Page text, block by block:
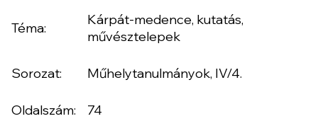
Téma:
Kárpát-medence, kutatás,
művésztelepek
Sorozat: Műhelytanulmányok, IV/4.
Oldalszám: 74